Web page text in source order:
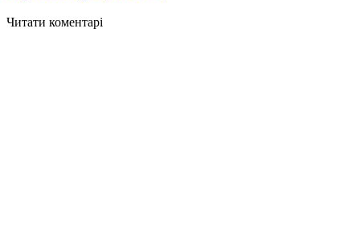
Читати коментарі